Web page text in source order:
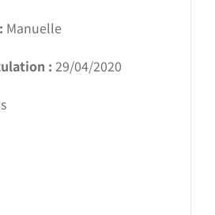
Manuelle
: 29/04/2020